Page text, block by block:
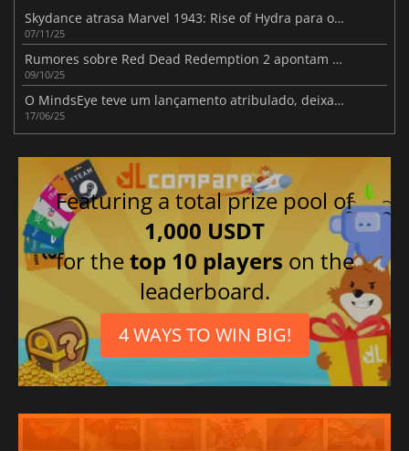
Skydance atrasa Marvel 1943: Rise of Hydra para o início de 2026
07/11/25
Rumores sobre Red Dead Redemption 2 apontam para uma possível portabilidade para a Switch 2
09/10/25
O MindsEye teve um lançamento atribulado, deixando os jogadores desiludidos
17/06/25
Featuring a total prize pool of
1,000 USDT
for thetop 10 players on the
leaderboard.
4 WAYS TO WIN BIG!